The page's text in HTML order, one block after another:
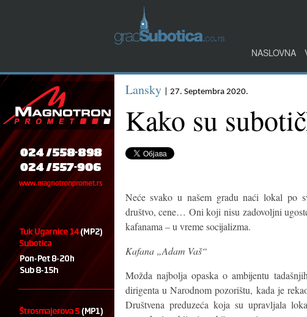
NASLOVNA
Lansky | 27. Septembra 2020.
Kako su
Neće svako u našem gradu naći lokal po
društvo, cene… Oni koji nisu zadovoljni
kafanama – u vreme socijalizma.
Kafana „Adam Vaš“
Možda najbolja opaska o ambijentu
dirigenta u Narodnom pozorištu, kada je
Društvena preduzeća koja su upravljala